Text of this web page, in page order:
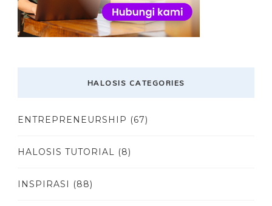
HALOSIS CATEGORIES
ENTREPRENEURSHIP (67)
HALOSIS TUTORIAL (8)
INSPIRASI (88)